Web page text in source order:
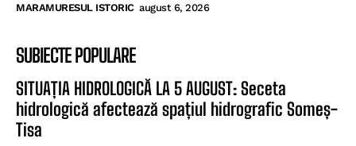
MARAMURESUL ISTORIC august 6, 2026
SUBIECTE POPULARE
SITUAȚIA HIDROLOGICĂ LA 5 AUGUST: Seceta
hidrologică afectează spațiul hidrografic Someș-
Tisa